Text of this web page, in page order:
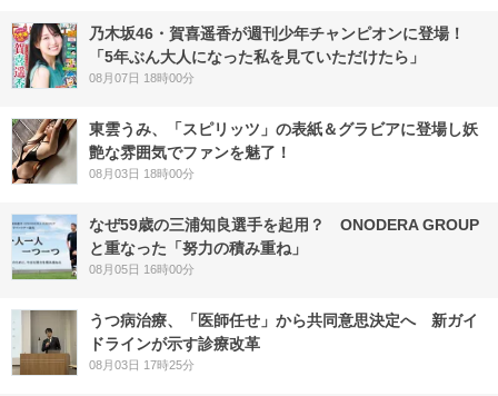
乃木坂46・賀喜遥香が週刊少年チャンピオンに登場！
「5年ぶん大人になった私を見ていただけたら」
08月07日 18時00分
東雲うみ、「スピリッツ」の表紙＆グラビアに登場し妖
艶な雰囲気でファンを魅了！
08月03日 18時00分
なぜ59歳の三浦知良選手を起用？ ONODERA GROUP
と重なった「努力の積み重ね」
08月05日 16時00分
うつ病治療、「医師任せ」から共同意思決定へ 新ガイ
ドラインが示す診療改革
08月03日 17時25分